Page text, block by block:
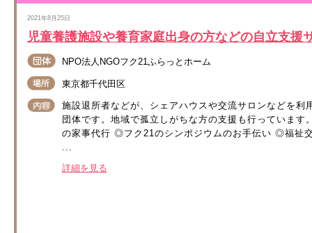
2021年8月25日
児童養護施設や養育家庭出身の方などの自立支援
NPO法人NGOフク21ふらっとホーム
東京都千代田区
施設退所者などが、シェアハウスや交流サロンなどを利
団体です。地域で孤立しがちな方の支援も行っていま
の家事代行 ◎フク21のシンポジウムのお手伝い ◎福
...
詳細を見る